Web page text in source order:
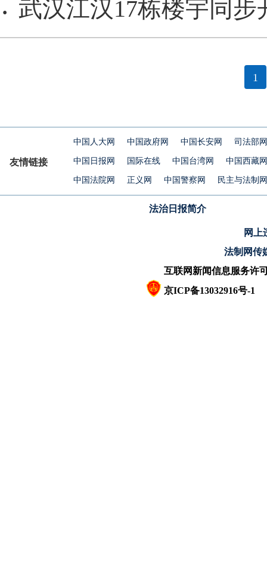
· 武汉江汉17栋楼宇同
1
友情链接
中国人大网 中国政府网 中国长安网 司法部
中国日报网 国际在线 中国台湾网 中国西藏网
中国法院网 正义网 中国警察网 民主与法制网
法治日报简介
网上
法制网传
互联网新闻信息服务许
京ICP备13032916号-1